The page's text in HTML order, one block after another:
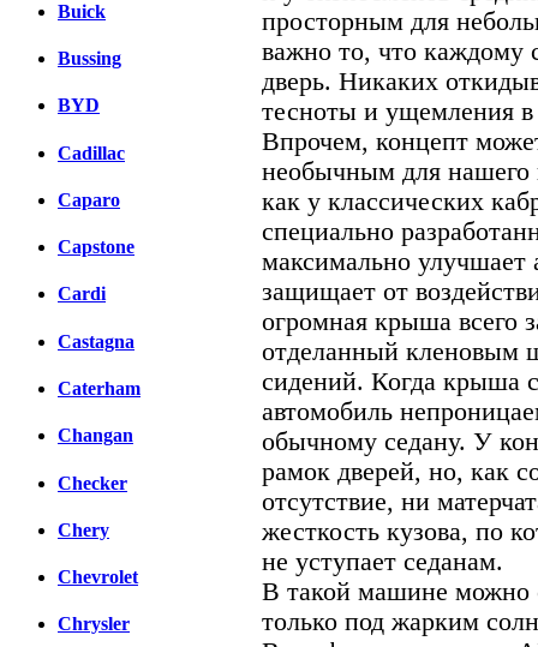
Buick
Bussing
BYD
Cadillac
Caparo
Capstone
Cardi
Castagna
Caterham
Changan
Checker
Chery
Chevrolet
Chrysler
просторным для
важно то, что каждому
дверь. Никаких
тесноты и ущемления в
Впрочем, концепт
необычным для нашего
как у классических
специально
максимально улучшает
защищает от
огромная крыша всего
отделанный кленовым
сидений. Когда крыша
автомобиль
обычному седану. У
рамок дверей, но, как
отсутствие, ни
жесткость кузова, по
не уступает седанам.
В такой машине можно
только под жарким